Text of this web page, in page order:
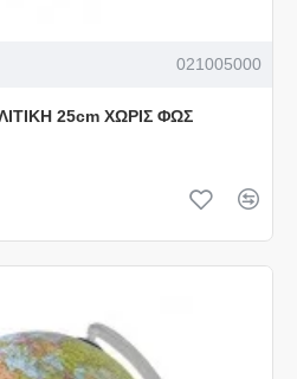
021005000
25cm ΧΩΡΙΣ ΦΩΣ